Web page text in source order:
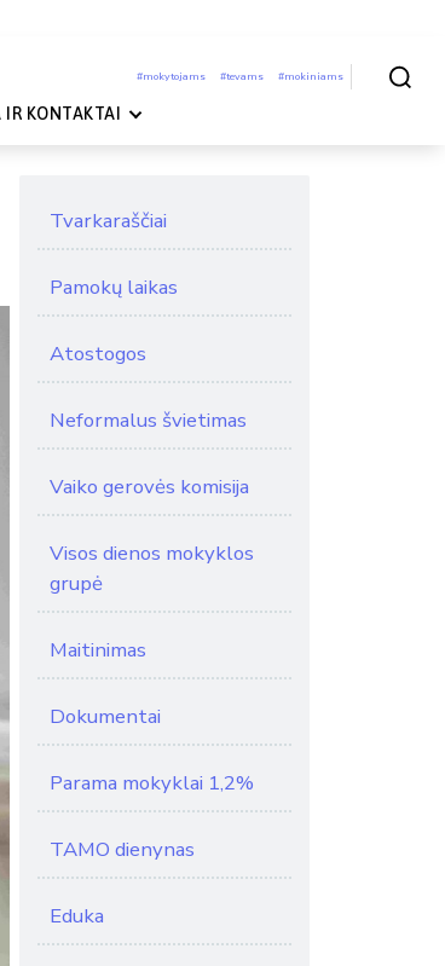
#mokytojams #tevams #mokiniams
KONTAKTAI
Tvarkaraščiai
Pamokų laikas
Atostogos
Neformalus švietimas
Vaiko gerovės komisija
Visos dienos mokyklos
grupė
Maitinimas
Dokumentai
Parama mokyklai 1,2%
TAMO dienynas
Eduka